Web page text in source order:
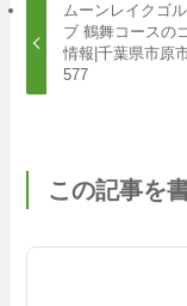
ムーンレイクゴ
ブ 鶴舞コースの
情報|千葉県市原
577
この記事を